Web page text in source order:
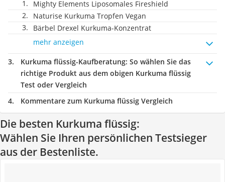
Mighty Elements Liposomales Fireshield
Naturise Kurkuma Tropfen Vegan
Bärbel Drexel Kurkuma-Konzentrat
mehr anzeigen
Kurkuma flüssig-Kaufberatung: So wählen Sie das
richtige Produkt aus dem obigen Kurkuma flüssig
Test oder Vergleich
Kommentare zum Kurkuma flüssig Vergleich
Die besten Kurkuma flüssig:
Wählen Sie Ihren persönlichen Testsieger
aus der Bestenliste.